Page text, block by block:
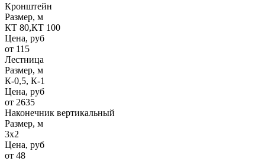
Кронштейн
Размер, м
КТ 80,КТ 100
Цена, руб
от 115
Лестница
Размер, м
К-0,5, К-1
Цена, руб
от 2635
Наконечник вертикальный
Размер, м
3х2
Цена, руб
от 48